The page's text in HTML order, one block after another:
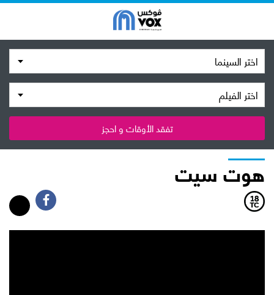
اختر السينما
اختر الفيلم
تفقد الأوقات و احجز
هوت سيت